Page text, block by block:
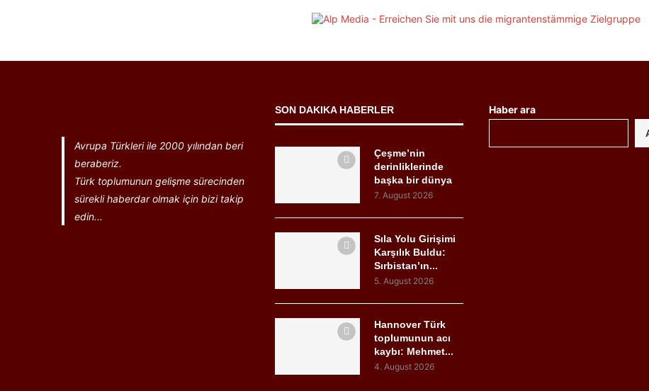
Avrupa Türkleri ile 2000 yılından beri
beraberiz.
Türk toplumunun gelişme sürecinden
sürekli haberdar olmak için bizi takip
edin...
SON DAKIKA HABERLER
Çeşme’nin
derinliklerinde
başka bir dünya
7. August 2026
Sıla Yolu Girişimi
Karşılık Buldu:
Sırbistan’ın...
5. August 2026
Hannover Türk
toplumunun acı
kaybı: Mehmet...
4. August 2026
Haber ara